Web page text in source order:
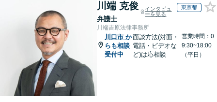
川端 克俊
弁護士
インタビュ
ーを見る
東京都
川端吉原法律事務所
川口市 か
らも相談
受付中
面談方法(対面・
電話・ビデオな
ど)は応相談
営業時間：0
9:30~18:00
（平日）